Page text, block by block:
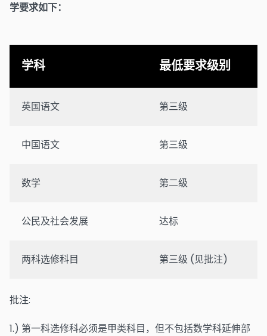
学要求如下：
学科 最低要求级别
英国语文 第三级
中国语文 第三级
数学 第二级
公民及社会发展 达标
两科选修科目 第三级 (见批注)
批注:
1.) 第一科选修科必须是甲类科目，但不包括数学科延伸部